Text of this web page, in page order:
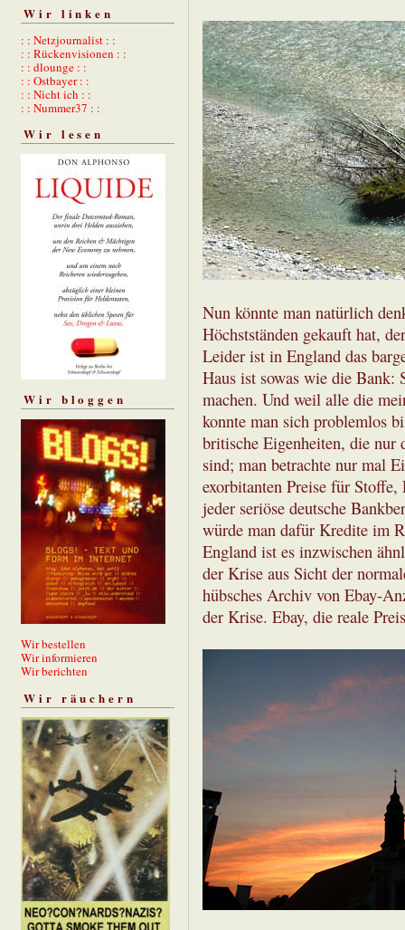
Wir linken
: : Netzjournalist : :
: : Rückenvisionen : :
: : dlounge : :
: : Ostbayer : :
: : Nicht ich : :
: : Nummer37 : :
Wir lesen
Wir bloggen
Wir bestellen
Wir informieren
Wir berichten
Wir räuchern
Nun könnte man natürlich
Höchstständen gekauft hat,
Leider ist in England das
Haus ist sowas wie die Bank:
machen. Und weil alle die
konnte man sich problemlos
britische Eigenheiten, die nur
sind; man betrachte nur mal
exorbitanten Preise für
jeder seriöse deutsche
würde man dafür Kredite im
England ist es inzwischen
der Krise aus Sicht der
hübsches Archiv von Ebay-
der Krise. Ebay, die reale